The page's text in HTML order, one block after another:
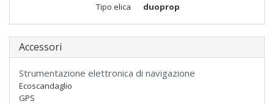
Tipo elica
duoprop
Accessori
Strumentazione elettronica di navigazione
Ecoscandaglio
GPS